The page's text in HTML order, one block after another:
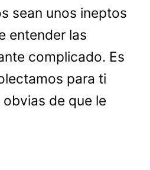
sean unos ineptos
entender las
complicado. Es
para ti
de que le